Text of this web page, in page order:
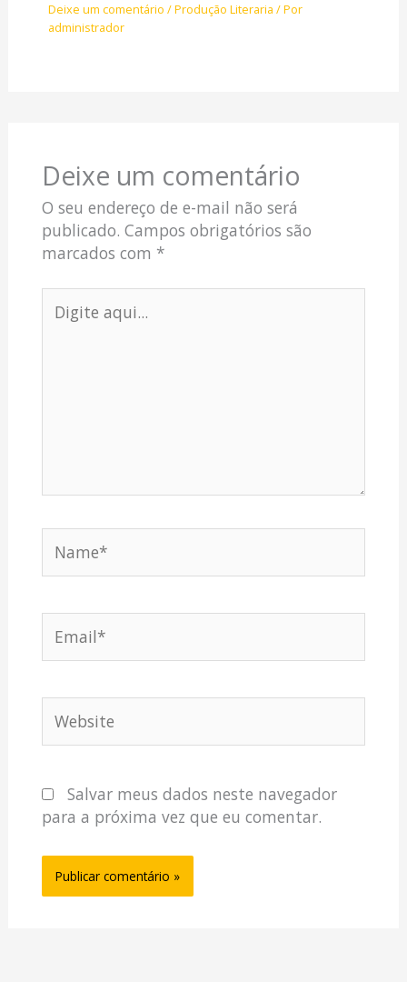
Deixe um comentário /Produção Literaria / Por
administrador
Deixe um comentário
O seu endereço de e-mail não será
publicado. Campos obrigatórios são
marcados com *
aqui...
Salvar meus dados neste navegador
para a próxima vez que eu comentar.